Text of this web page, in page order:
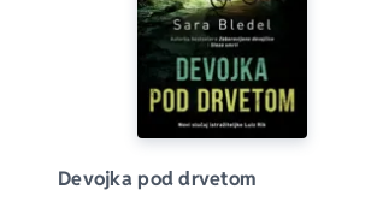
Devojka pod drvetom